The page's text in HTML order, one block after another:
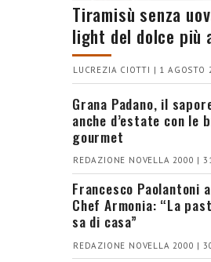
Tiramisù senza
light del dolce più
LUCREZIA CIOTTI | 1 AGOSTO
Grana Padano, il
anche d’estate con le
gourmet
REDAZIONE NOVELLA 2000 |
Francesco Paolantoni
Chef Armonia: “La
sa di casa”
REDAZIONE NOVELLA 2000 |